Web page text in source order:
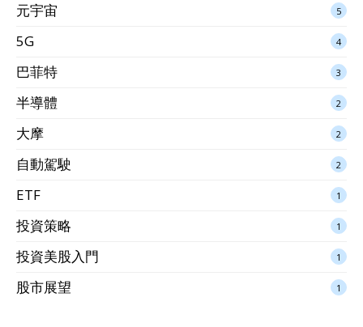
元宇宙 5
5G 4
巴菲特 3
半導體 2
大摩 2
自動駕駛 2
ETF 1
投資策略 1
投資美股入門 1
股市展望 1